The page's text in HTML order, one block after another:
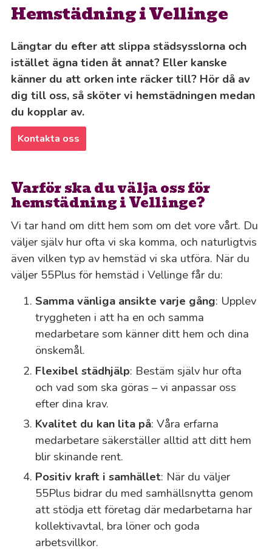
Hemstädning i Vellinge
Längtar du efter att slippa städsysslorna och
istället ägna tiden åt annat? Eller kanske
känner du att orken inte räcker till? Hör då av
dig till oss, så sköter vi hemstädningen medan
du kopplar av.
Kontakta oss
Varför ska du välja oss för
hemstädning i Vellinge?
Vi tar hand om ditt hem som om det vore vårt. Du
väljer själv hur ofta vi ska komma, och naturligtvis
även vilken typ av hemstäd vi ska utföra. När du
väljer 55Plus för hemstäd i Vellinge får du:
Samma vänliga ansikte varje gång: Upplev
tryggheten i att ha en och samma
medarbetare som känner ditt hem och dina
önskemål.
Flexibel städhjälp: Bestäm själv hur ofta
och vad som ska göras – vi anpassar oss
efter dina krav.
Kvalitet du kan lita på: Våra erfarna
medarbetare säkerställer alltid att ditt hem
blir skinande rent.
Positiv kraft i samhället: När du väljer
55Plus bidrar du med samhällsnytta genom
att stödja ett företag där medarbetarna har
kollektivavtal, bra löner och goda
arbetsvillkor.